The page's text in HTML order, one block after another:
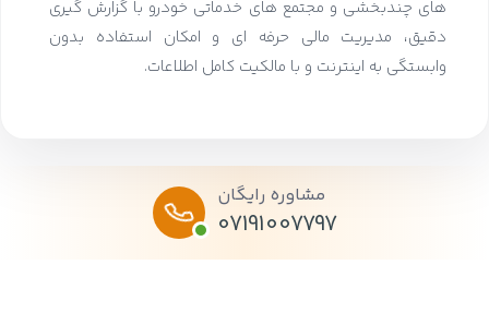
های چندبخشی و مجتمع های خدماتی خودرو با گزارش گیری
دقیق، مدیریت مالی حرفه ای و امکان استفاده بدون
وابستگی به اینترنت و با مالکیت کامل اطلاعات.
مشاوره رایگان
07191007797